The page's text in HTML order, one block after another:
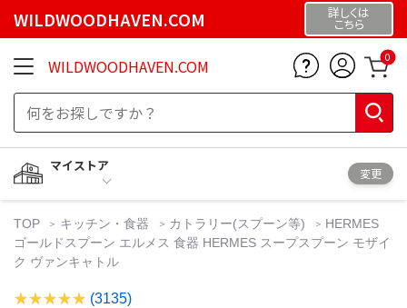
WILDWOODHAVEN.COM 詳しくは
こちら
WILDWOODHAVEN.COM 0
マイストア
変更
TOP キッチン・食器 カトラリー(スプーン等)
HERMES
ゴールドスプーン エルメス 食器 HERMES スープスプーン モザイ
ク ヴァンキャトル
(3135)